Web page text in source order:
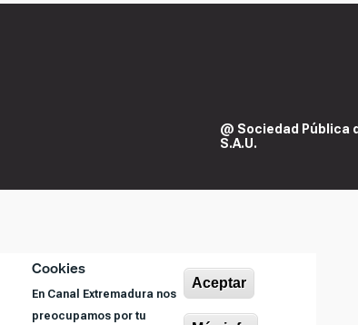
Cookies
En Canal Extremadura nos
preocupamos por tu
Aceptar
@ Sociedad Pública
S.A.U.